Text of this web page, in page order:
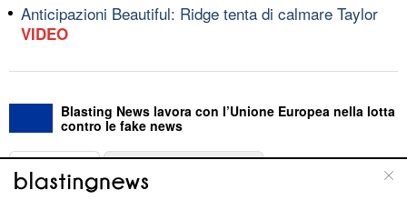
Anticipazioni Beautiful: Ridge tenta di calmare Taylor
VIDEO
Blasting News lavora con l’Unione Europea nella lotta
contro le fake news
ABOUT